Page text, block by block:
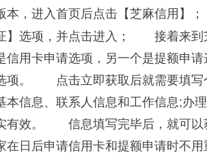
，进入首页后点击【芝麻信用】
】选项，并点击进入； 接着来到
信用卡申请选项，另一个是提额申
项。 点击立即获取后就需要填写
信息、联系人信息和工作信息;办
有效。 信息填写完毕后，就可以
日后申请信用卡和提额申请时不